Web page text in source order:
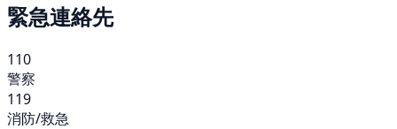
緊急連絡先
110
警察
119
消防/救急